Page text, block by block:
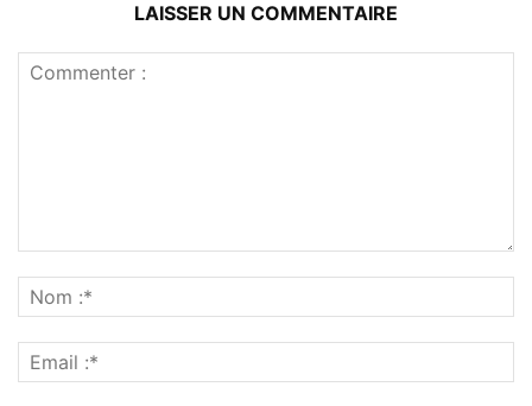
LAISSER UN COMMENTAIRE